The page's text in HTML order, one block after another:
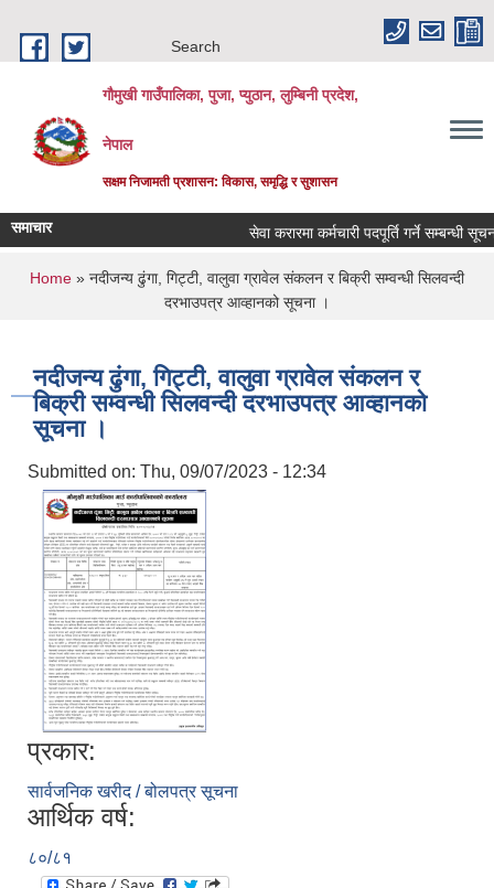
Search
गौमुखी गाउँपालिका, पुजा, प्युठान, लुम्बिनी प्रदेश,
नेपाल
सक्षम निजामती प्रशासन: विकास, समृद्धि र सुशासन
समाचार सेवा करारमा कर्मचारी पदपूर्ति गर्ने सम्बन्धी सूचना !!!
You are here
Home » नदीजन्य ढुंगा, गिट्टी, वालुवा ग्रावेल संकलन र बिक्री सम्वन्धी सिलवन्दी
दरभाउपत्र आव्हानको सूचना ।
नदीजन्य ढुंगा, गिट्टी, वालुवा ग्रावेल संकलन र
बिक्री सम्वन्धी सिलवन्दी दरभाउपत्र आव्हानको
सूचना ।
Submitted on: Thu, 09/07/2023 - 12:34
प्रकार:
सार्वजनिक खरीद / बोलपत्र सूचना
आर्थिक वर्ष:
८०/८१